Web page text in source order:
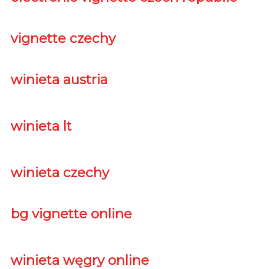
vignette czechy
winieta austria
winieta lt
winieta czechy
bg vignette online
winieta węgry online